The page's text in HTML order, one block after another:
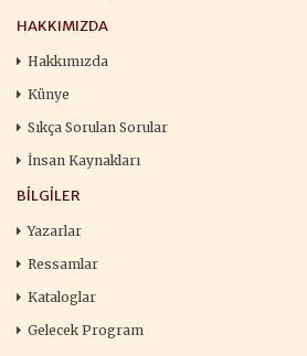
HAKKIMIZDA
Hakkımızda
Künye
Sıkça Sorulan Sorular
İnsan Kaynakları
BILGILER
Yazarlar
Ressamlar
Kataloglar
Gelecek Program